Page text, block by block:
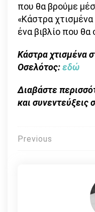
που θα βρούμε
«Κάστρα
ένα βιβλίο που
Κάστρα χτισμένα
Οσελότος:εδώ
Διαβάστε
και
Πλοήγηση
Previous